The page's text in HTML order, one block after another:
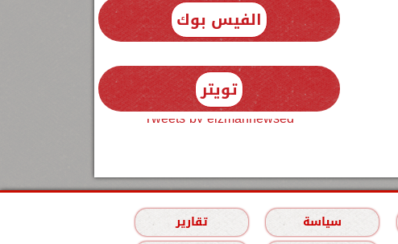
الفيس بوك
تويتر
Tweets by elzmannewseg
سياسة
تقارير